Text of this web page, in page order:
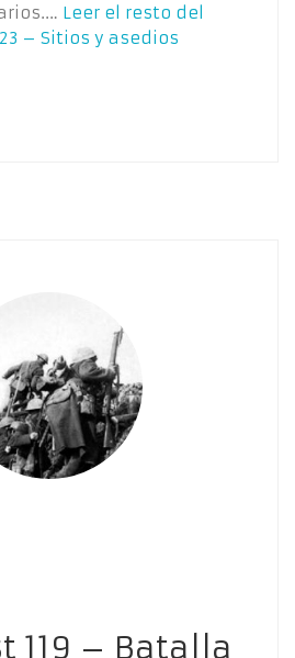
Leer el resto del
– Sitios y asedios
119 – Batalla